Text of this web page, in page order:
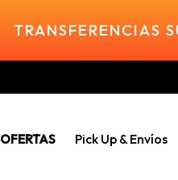
TRANSFERENCIAS
OFERTAS Pick Up & Envíos